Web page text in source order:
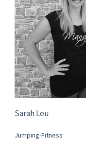
Sarah Leu
Jumping-Fitness